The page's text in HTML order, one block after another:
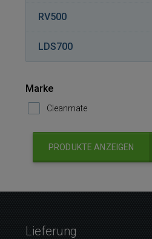
RV500
LDS700
Marke
Cleanmate
PRODUKTE ANZEIGEN
Lieferung